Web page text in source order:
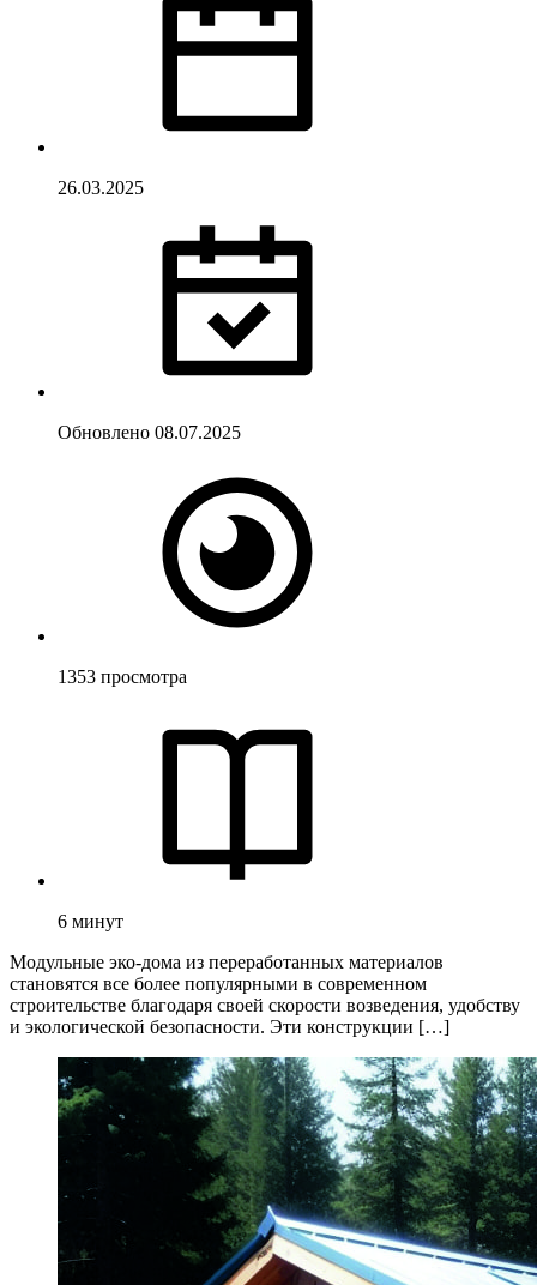
26.03.2025
Обновлено 08.07.2025
1353 просмотра
6 минут
Модульные эко-дома из переработанных материалов
становятся все более популярными в современном
строительстве благодаря своей скорости возведения, удобству
и экологической безопасности. Эти конструкции […]